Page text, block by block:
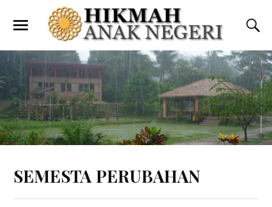
SEMESTA PERUBAHAN